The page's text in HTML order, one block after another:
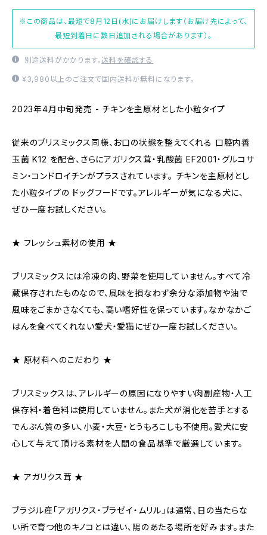
※この商品は、最短で8月12日(水)にお届けします（お届け先によって、
最短到着日に数日追加される場合があります）。
別途送料がかかります。送料を確認する
¥3,980以上のご注文で国内送料が無料になります。
2023年4月中旬発売 - チキンを主原材とした小粒タイプ
従来のブリスミックス同様、お口の状態を整えてくれる 口腔内善
玉菌 K12 を配合、さらにアガリクス茸・乳酸菌 EF2001・グルコサ
ミン・コンドロイチンがプラスされています。 チキンを主原材とし
た小粒タイプの ドッグフードです。アレルギーが気になる犬に、
ぜひ一度お試しください。
★ フレッシュ素材の使用 ★
ブリスミックスには冷凍の肉、野菜を使用していません。すべて冷
蔵保存されたものなので、風味を損なわず余分な添加物や油で
風味をごまかさなくても、高い嗜好性を保っています。なかなかご
はんを食べてくれない愛犬・愛猫にぜひ一度お試しください。
★ 原材料へのこだわり ★
ブリスミックスは、アレルギーの原因になりやすい肉副産物・人工
保存料・着色料は使用していません。また犬が消化を苦手とする
でんぷん質の多い、小麦・大豆・とうもろこしも不使用。愛犬に安
心して与えて頂ける素材を人間の食品基準で厳選しています。
★ アガリクス茸 ★
ブラジル産「アガリクス・ブラゼイ・ムリル」は通常、日の当たらな
い所で育つ他のキノコとは違い、陽のあたる場所を好みます。また